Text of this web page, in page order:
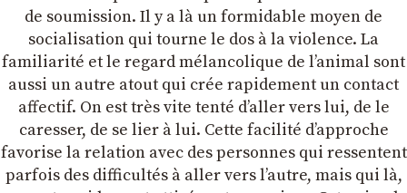
de soumission. Il y a là un formidable moyen de
socialisation qui tourne le dos à la violence. La
familiarité et le regard mélancolique de lʼanimal sont
aussi un autre atout qui crée rapidement un contact
affectif. On est très vite tenté dʼaller vers lui, de le
caresser, de se lier à lui. Cette facilité dʼapproche
favorise la relation avec des personnes qui ressentent
parfois des difficultés à aller vers lʼautre, mais qui là,